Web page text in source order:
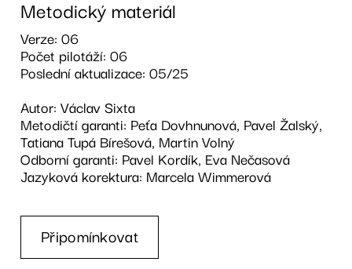
Metodický materiál
Verze: 06
Počet pilotáží: 06
Poslední aktualizace: 05/25
Autor: Václav Sixta
Metodičtí garanti: Peťa Dovhnunová, Pavel Žalský,
Tatiana Tupá Bírešová, Martin Volný
Odborní garanti: Pavel Kordík, Eva Nečasová
Jazyková korektura: Marcela Wimmerová
Připomínkovat